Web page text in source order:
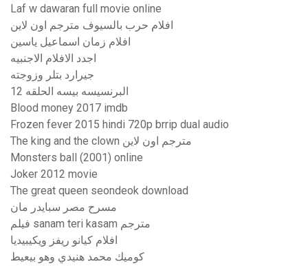
Laf w dawaran full movie online
افلام حرب بالسيوف مترجم اون لاين
افلام زمان اسماعيل ياسين
اجدد الافلام الاجنبيه
جيرارد بتلر وزوجته
البرنسيسه بيسه الحلقه 12
Blood money 2017 imdb
Frozen fever 2015 hindi 720p brrip dual audio
The king and the clown مترجم اون لاين
Monsters ball (2001) online
Joker 2012 movie
The great queen seondeok download
مسرح مصر سبايدر مان
فيلم sanam teri kasam مترجم
افلام كيانو ريفز ويكيبيديا
كوميك محمد هنيدي وهو بيعيط